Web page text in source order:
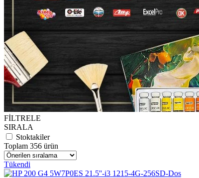
FİLTRELE
SIRALA
Stoktakiler
Toplam 356 ürün
Tükendi